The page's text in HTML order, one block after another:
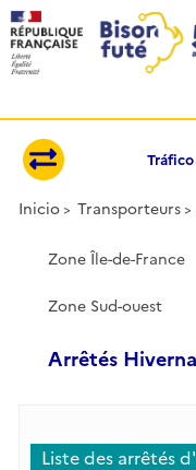
Tráfico
Inicio Transporteurs
Zone Île-de-France
Zone Sud-ouest
Arrêtés
Liste des arrêtés
Panel de gestión de cookies